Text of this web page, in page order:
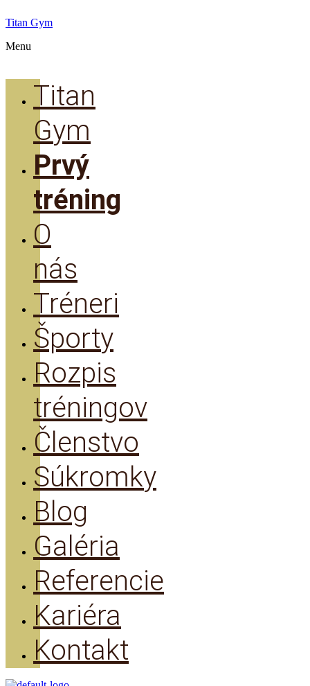
Titan Gym
Menu
Titan
Gym
Prvý
tréning
O
nás
Tréneri
Športy
Rozpis
tréningov
Členstvo
Súkromky
Blog
Galéria
Referencie
Kariéra
Kontakt